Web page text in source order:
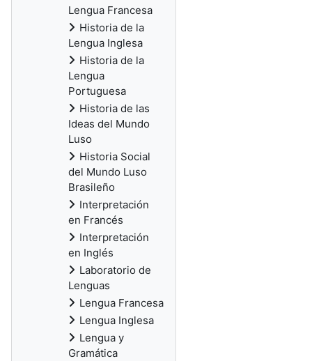
Lengua Francesa
Historia de la
Lengua Inglesa
Historia de la
Lengua
Portuguesa
Historia de las
Ideas del Mundo
Luso
Historia Social
del Mundo Luso
Brasileño
Interpretación
en Francés
Interpretación
en Inglés
Laboratorio de
Lenguas
Lengua Francesa
Lengua Inglesa
Lengua y
Gramática